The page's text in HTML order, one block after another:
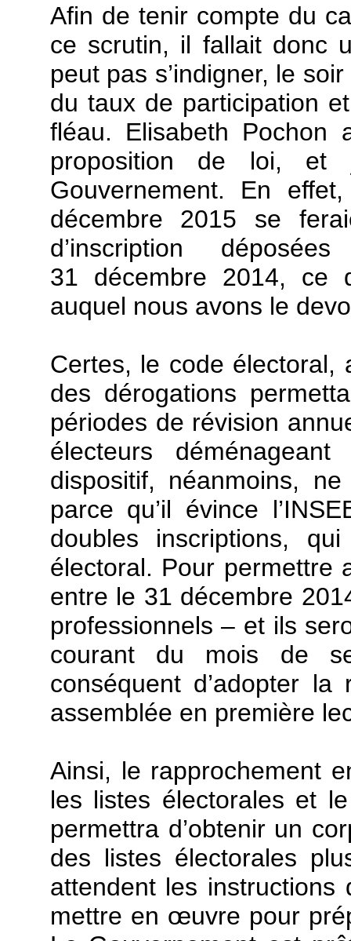
Afin de tenir compte du
ce scrutin, il fallait donc
peut pas s’indigner, le
du taux de participation
fléau. Elisabeth Pochon
proposition de loi, et
Gouvernement. En
décembre 2015 se
d’inscription
31 décembre 2014, ce
auquel nous avons le
Certes, le code électoral,
des dérogations
périodes de révision
électeurs
dispositif, néanmoins,
parce qu’il évince
doubles inscriptions,
électoral. Pour permettre
entre le 31 décembre
professionnels – et ils
courant du mois de
conséquent d’adopter
assemblée en première
Ainsi, le rapprochement
les listes électorales et
permettra d’obtenir un
des listes électorales
attendent les
mettre en œuvre pour